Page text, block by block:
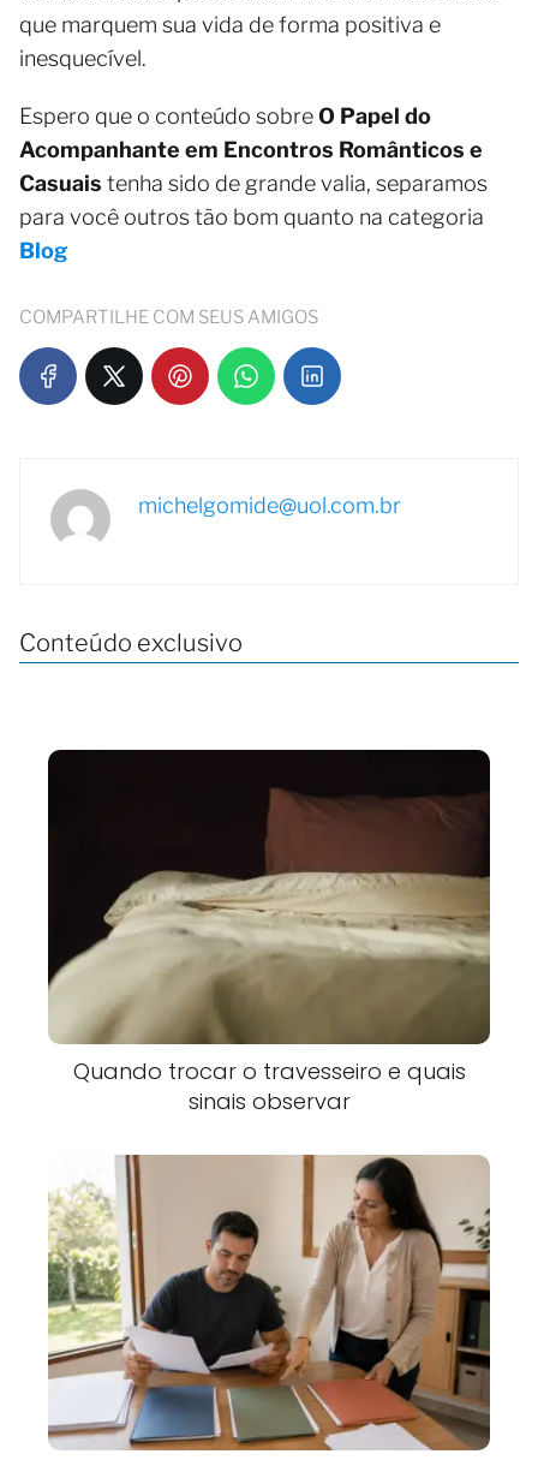
que marquem sua vida de forma positiva e
inesquecível.
Espero que o conteúdo sobreO Papel do
Acompanhante em Encontros Românticos e
Casuais tenha sido de grande valia, separamos
para você outros tão bom quanto na categoria
Blog
COMPARTILHE COM SEUS AMIGOS
michelgomide@uol.com.br
Conteúdo exclusivo
Quando trocar o travesseiro e quais
sinais observar